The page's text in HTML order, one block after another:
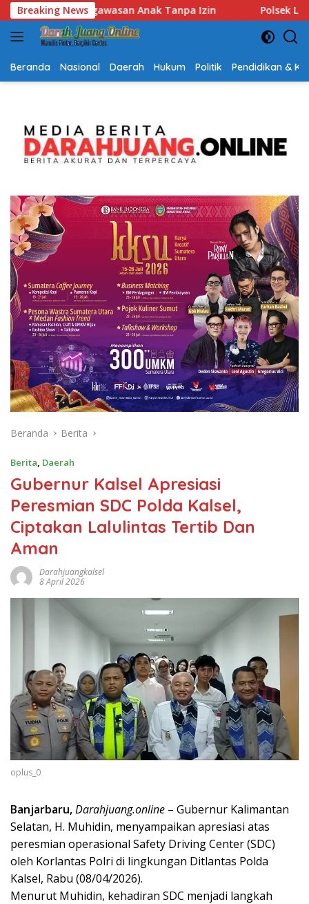
Langsung
ke
konten
Breaking News
Polsek Lubuk Baja Amankan Dua Tersangka Beserta 74
Beranda Nasional Daerah Hukum Politik Pendidikan &
Beranda Berita
Berita, Daerah
Gubernur Kalsel Apresiasi
Peresmian SDC Polda Kalsel,
Ciptakan Lalulintas Tertib Dan
Aman
Darahjuangkalsel
8 April 2026
oplus_0
Banjarbaru,Darahjuang.online – Gubernur Kalimantan
Selatan, H. Muhidin, menyampaikan apresiasi atas
peresmian operasional Safety Driving Center (SDC)
oleh Korlantas Polri di lingkungan Ditlantas Polda
Kalsel, Rabu (08/04/2026).
Menurut Muhidin, kehadiran SDC menjadi langkah